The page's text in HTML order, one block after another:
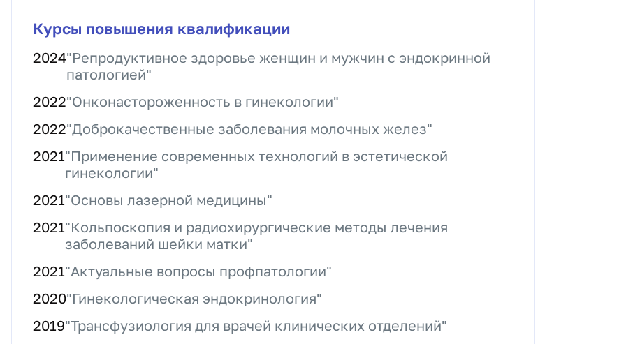
Курсы повышения квалификации
2024"Репродуктивное здоровье женщин и мужчин с эндокринной
патологией"
2022"Онконастороженность в гинекологии"
2022"Доброкачественные заболевания молочных желез"
2021"Применение современных технологий в эстетической
гинекологии"
2021"Основы лазерной медицины"
2021"Кольпоскопия и радиохирургические методы лечения
заболеваний шейки матки"
2021"Актуальные вопросы профпатологии"
2020"Гинекологическая эндокринология"
2019"Трансфузиология для врачей клинических отделений"